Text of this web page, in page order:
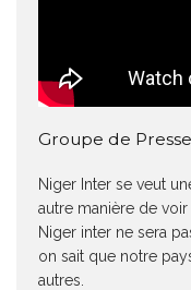
Groupe de
Niger Inter se veut
autre manière de
Niger inter ne sera
on sait que notre
autres.